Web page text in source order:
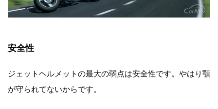
安全性
ジェットヘルメットの最大の弱点は安全性です。やはり顎
が守られてないからです。